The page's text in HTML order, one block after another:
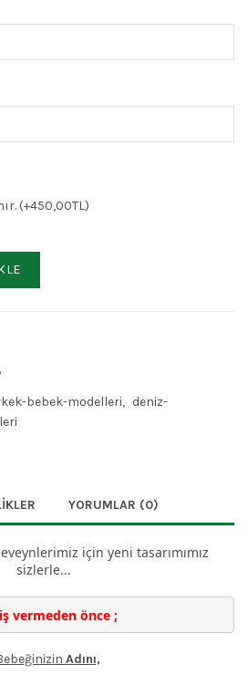
(+450,00TL)
bebek-modelleri
deniz-
YORUMLAR (0)
için yeni tasarımımız
sizlerle...
vermeden önce ;
Adını,